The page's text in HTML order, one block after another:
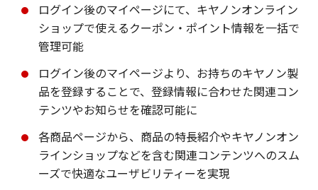
ログイン後のマイページにて、キヤノンオンライン
ショップで使えるクーポン・ポイント情報を一括で
管理可能
ログイン後のマイページより、お持ちのキヤノン製
品を登録することで、登録情報に合わせた関連コン
テンツやお知らせを確認可能に
各商品ページから、商品の特長紹介やキヤノンオン
ラインショップなどを含む関連コンテンツへのスム
ーズで快適なユーザビリティーを実現